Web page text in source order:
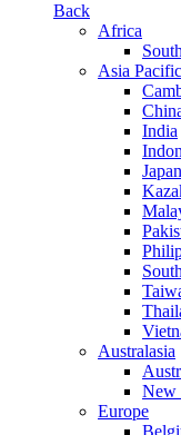
Back
Africa
Asia Pacific
India
Japan
Australasia
New
Europe